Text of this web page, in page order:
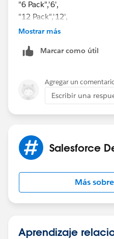
"6 Pack",'6',
"12 Pack",'12',
"24 Case",'24',
it works now and thank
Mostrar más
Marcar como útil
Agregar un
Escribir una
Salesforce
Más
Aprendizaje